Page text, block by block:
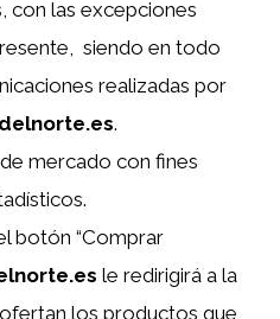
con las excepciones
siendo en todo
realizadas por
.
mercado con fines
botón “Comprar
le redirigirá a la
los productos que